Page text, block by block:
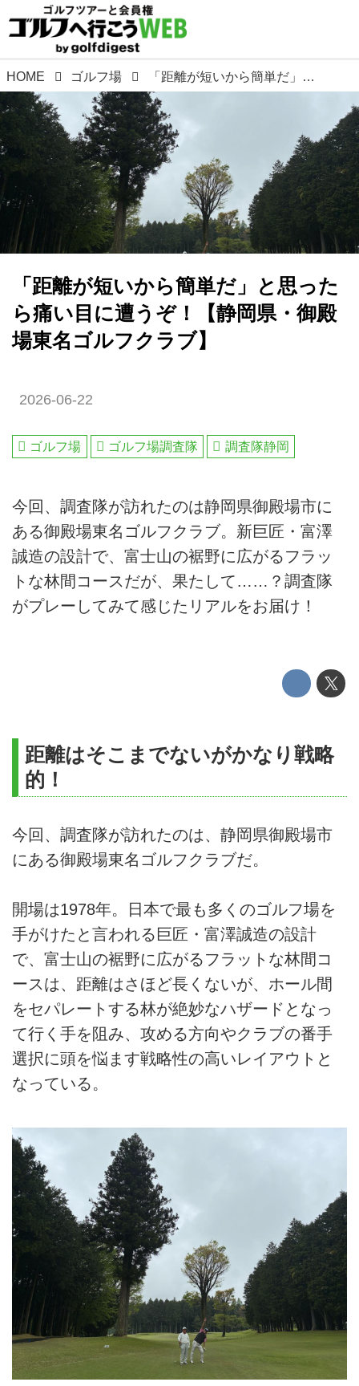
HOME ゴルフ場 「距離が短いから簡単だ」と思ったら痛い目に遭うぞ！【静岡県・御殿場東名ゴルフクラブ】
「距離が短いから簡単だ」と思った
ら痛い目に遭うぞ！【静岡県・御殿
場東名ゴルフクラブ】
2026-06-22
ゴルフ場 ゴルフ場調査隊 調査隊静岡
今回、調査隊が訪れたのは静岡県御殿場市に
ある御殿場東名ゴルフクラブ。新巨匠・富澤
誠造の設計で、富士山の裾野に広がるフラッ
トな林間コースだが、果たして……？調査隊
がプレーしてみて感じたリアルをお届け！
距離はそこまでないがかなり戦略
的！
今回、調査隊が訪れたのは、静岡県御殿場市
にある御殿場東名ゴルフクラブだ。
開場は1978年。日本で最も多くのゴルフ場を
手がけたと言われる巨匠・富澤誠造の設計
で、富士山の裾野に広がるフラットな林間コ
ースは、距離はさほど長くないが、ホール間
をセパレートする林が絶妙なハザードとなっ
て行く手を阻み、攻める方向やクラブの番手
選択に頭を悩ます戦略性の高いレイアウトと
なっている。